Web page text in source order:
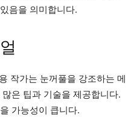
음을 의미합니다.
작가는 눈꺼풀을 강조하는 메
은 팁과 기술을 제공합니다.
가능성이 큽니다.